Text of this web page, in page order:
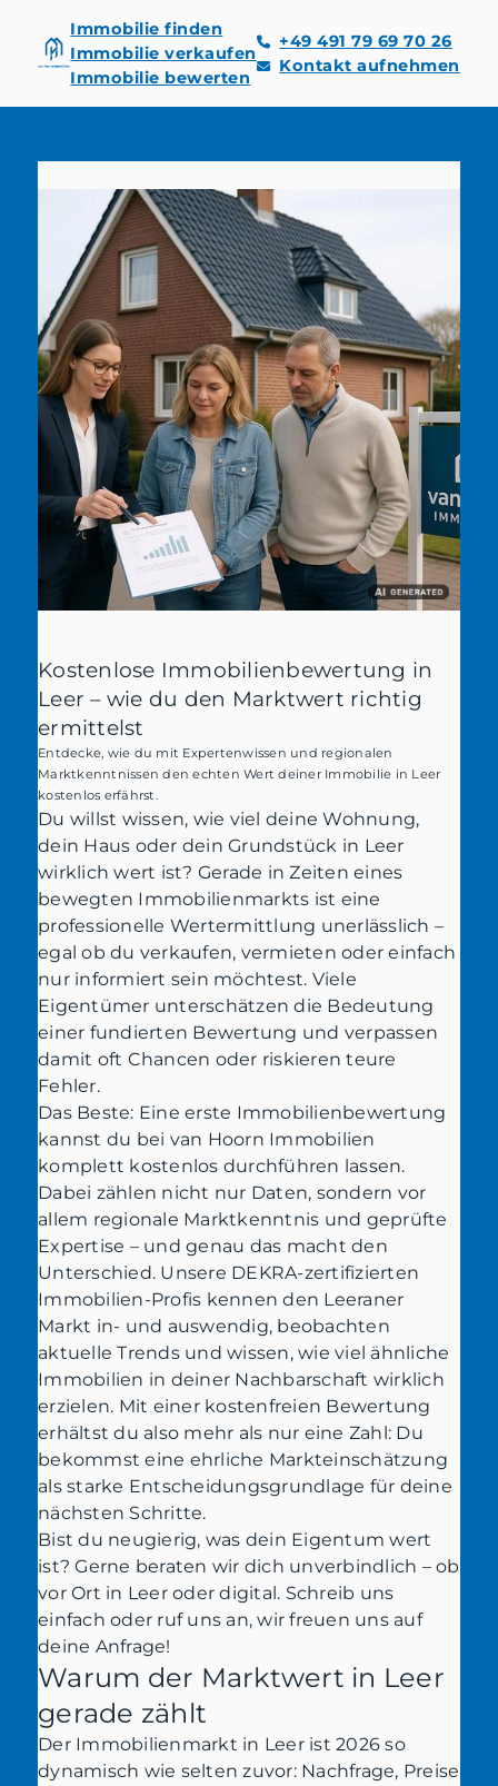
Immobilie finden
Immobilie verkaufen
Immobilie bewerten
+49 491 79 69 70 26
Kontakt aufnehmen
Kostenlose Immobilienbewertung in
Leer – wie du den Marktwert richtig
ermittelst
Entdecke, wie du mit Expertenwissen und regionalen
Marktkenntnissen den echten Wert deiner Immobilie in Leer
kostenlos erfährst.
Du willst wissen, wie viel deine Wohnung,
dein Haus oder dein Grundstück in Leer
wirklich wert ist? Gerade in Zeiten eines
bewegten Immobilienmarkts ist eine
professionelle Wertermittlung unerlässlich –
egal ob du verkaufen, vermieten oder einfach
nur informiert sein möchtest. Viele
Eigentümer unterschätzen die Bedeutung
einer fundierten Bewertung und verpassen
damit oft Chancen oder riskieren teure
Fehler.
Das Beste: Eine erste Immobilienbewertung
kannst du bei van Hoorn Immobilien
komplett kostenlos durchführen lassen.
Dabei zählen nicht nur Daten, sondern vor
allem regionale Marktkenntnis und geprüfte
Expertise – und genau das macht den
Unterschied. Unsere DEKRA-zertifizierten
Immobilien-Profis kennen den Leeraner
Markt in- und auswendig, beobachten
aktuelle Trends und wissen, wie viel ähnliche
Immobilien in deiner Nachbarschaft wirklich
erzielen. Mit einer kostenfreien Bewertung
erhältst du also mehr als nur eine Zahl: Du
bekommst eine ehrliche Markteinschätzung
als starke Entscheidungsgrundlage für deine
nächsten Schritte.
Bist du neugierig, was dein Eigentum wert
ist? Gerne beraten wir dich unverbindlich – ob
vor Ort in Leer oder digital. Schreib uns
einfach oder ruf uns an, wir freuen uns auf
deine Anfrage!
Warum der Marktwert in Leer
gerade zählt
Der Immobilienmarkt in Leer ist 2026 so
dynamisch wie selten zuvor: Nachfrage, Preise